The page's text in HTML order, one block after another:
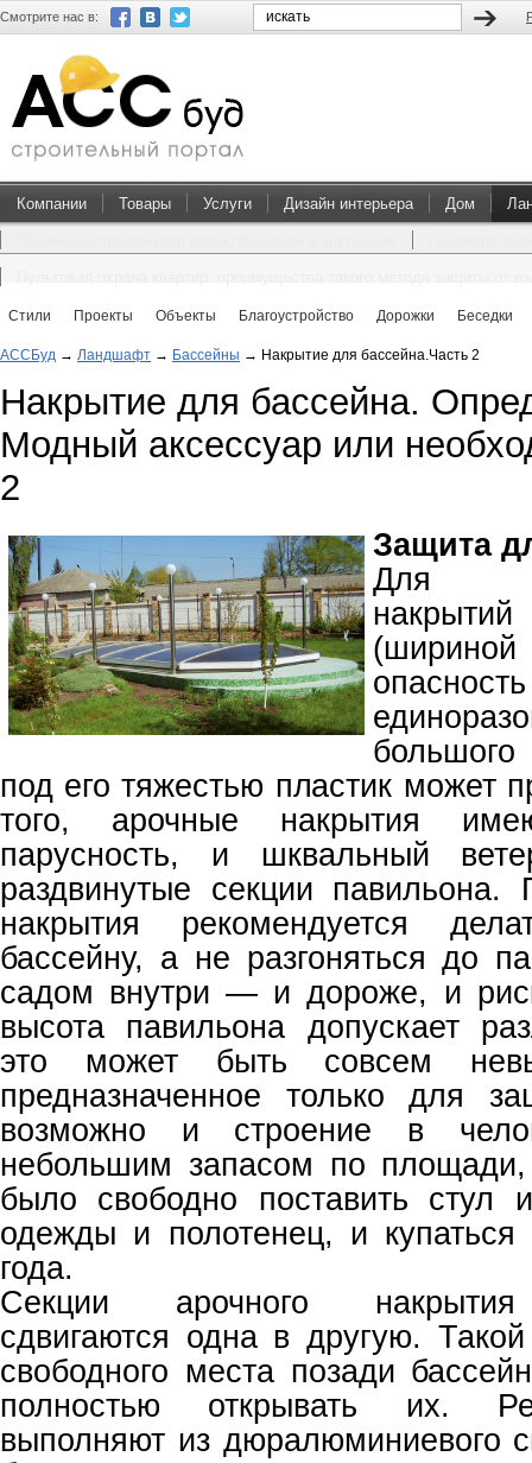
Смотрите нас в:
Компании Товары Услуги Дизайн интерьера Дом
Стили Проекты Объекты Благоустройство Дорожки Беседки
АССБуд → Ландшафт → Бассейны → Накрытие для бассейна.Часть 2
Накрытие для бассейна.
Модный аксессуар или
2
Защита
Для
накрытий
большого
под его тяжестью пластик может
того, арочные накрытия
парусность, и шквальный
раздвинутые секции
накрытия рекомендуется
бассейну, а не разгоняться до
садом внутри — и дороже, и
высота павильона допускает
это может быть совсем
предназначенное только для
возможно и строение в
небольшим запасом по
было свободно поставить стул
одежды и полотенец, и
года.
Секции арочного накрытия
сдвигаются одна в другую.
свободного места позади
полностью открывать их.
выполняют из дюралюминиевого